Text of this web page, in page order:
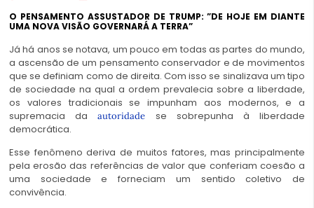
O PENSAMENTO ASSUSTADOR DE TRUMP: ”DE HOJE EM DIANTE
UMA NOVA VISÃO GOVERNARÁ A TERRA”
Já há anos se notava, um pouco em todas as partes do mundo,
a ascensão de um pensamento conservador e de movimentos
que se definiam como de direita. Com isso se sinalizava um tipo
de sociedade na qual a ordem prevalecia sobre a liberdade,
os valores tradicionais se impunham aos modernos, e a
supremacia da autoridade se sobrepunha à liberdade
democrática.
Esse fenômeno deriva de muitos fatores, mas principalmente
pela erosão das referências de valor que conferiam coesão a
uma sociedade e forneciam um sentido coletivo de
convivência.